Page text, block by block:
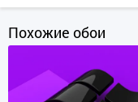
Похожие обои